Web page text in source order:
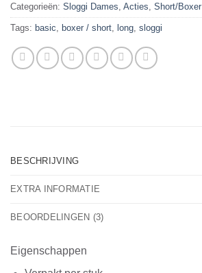
Categorieën: Sloggi Dames Acties Short/Boxer
Tags: basic boxer / short long sloggi
BESCHRIJVING
EXTRA INFORMATIE
BEOORDELINGEN (3)
Eigenschappen